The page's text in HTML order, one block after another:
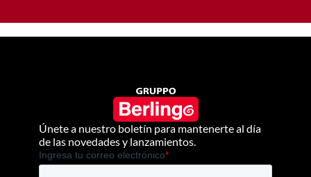
Únete a nuestro boletín para mantenerte al día
de las novedades y lanzamientos.